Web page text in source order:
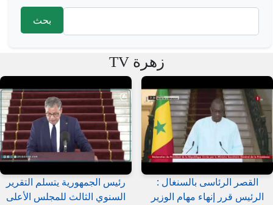
‏بحث ‏
زهرة TV
القصر الرئاسى بالسنغال :
الرئيس قرر إنهاء مهام الوزير
رئيس الجمهورية يتسلم التقرير
السنوي الثالث للمجلس الأعلى